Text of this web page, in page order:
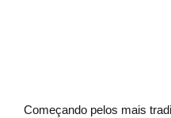
Começando pelos mais